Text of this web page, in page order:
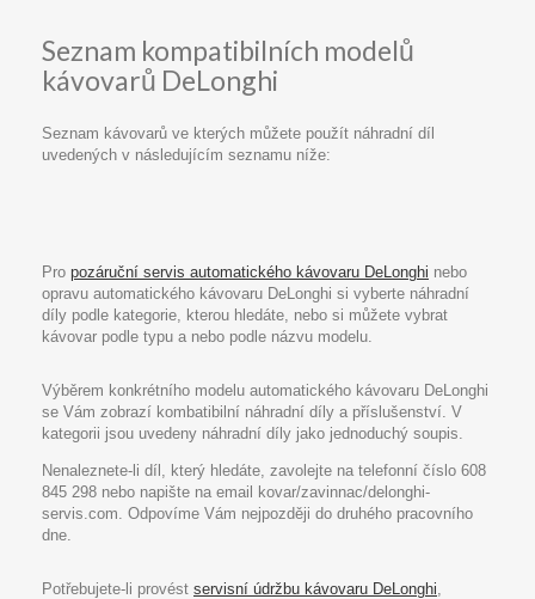
Seznam kompatibilních modelů
kávovarů DeLonghi
Seznam kávovarů ve kterých můžete použít náhradní díl
uvedených v následujícím seznamu níže:
Pro pozáruční servis automatického kávovaru DeLonghi nebo
opravu automatického kávovaru DeLonghi si vyberte náhradní
díly podle kategorie, kterou hledáte, nebo si můžete vybrat
kávovar podle typu a nebo podle názvu modelu.
Výběrem konkrétního modelu automatického kávovaru DeLonghi
se Vám zobrazí kombatibilní náhradní díly a příslušenství. V
kategorii jsou uvedeny náhradní díly jako jednoduchý soupis.
Nenaleznete-li díl, který hledáte, zavolejte na telefonní číslo 608
845 298 nebo napište na email kovar/zavinnac/delonghi-
servis.com. Odpovíme Vám nejpozději do druhého pracovního
dne.
Potřebujete-li provést servisní údržbu kávovaru DeLonghi,